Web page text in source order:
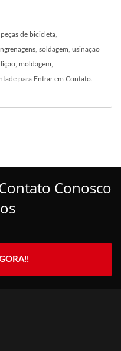
peças de bicicleta
soldagem usinação
moldagem
para Entrar em Contato
Conosco